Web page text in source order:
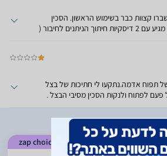
קצוות כבר בשימוש הראשון. הסכין
המסתובבת לא חזקה מספיק. מגיע עם 2 דיסקיות חיתוך הניתנים לחיבור (
תפוח אדמה.נתקעו לי חתיכות של בצל
לפתוח ולנקות הסכין מסיבי הבצל .
zap choice
4.89
(
1957
)